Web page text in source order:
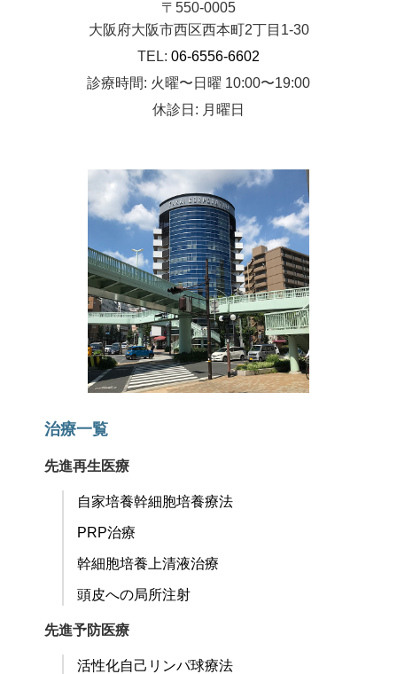
〒550-0005
大阪府大阪市西区西本町2丁目1-30
TEL: 06-6556-6602
診療時間: 火曜〜日曜 10:00〜19:00
休診日: 月曜日
治療一覧
先進再生医療
自家培養幹細胞培養療法
PRP治療
幹細胞培養上清液治療
頭皮への局所注射
先進予防医療
活性化自己リンパ球療法